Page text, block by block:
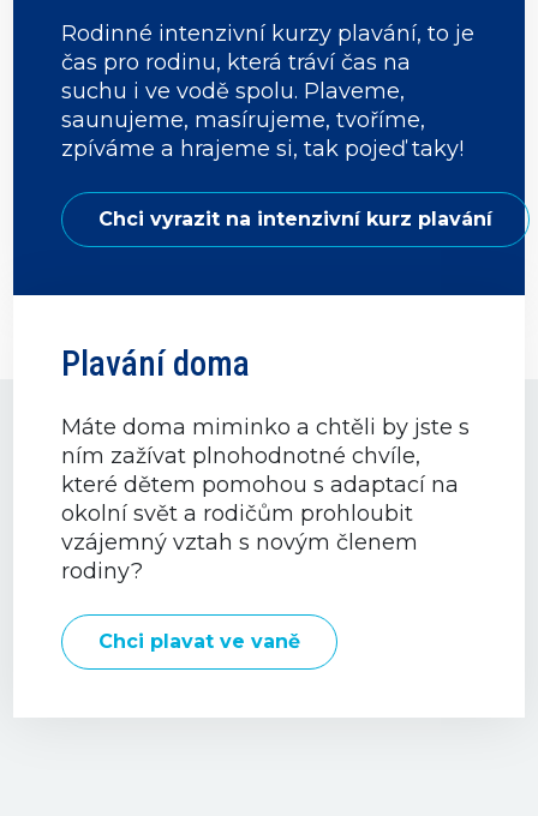
Rodinné intenzivní kurzy plavání, to je
čas pro rodinu, která tráví čas na
suchu i ve vodě spolu. Plaveme,
saunujeme, masírujeme, tvoříme,
zpíváme a hrajeme si, tak pojeď taky!
Chci vyrazit na intenzivní kurz plavání
Plavání doma
Máte doma miminko a chtěli by jste s
ním zažívat plnohodnotné chvíle,
které dětem pomohou s adaptací na
okolní svět a rodičům prohloubit
vzájemný vztah s novým členem
rodiny?
Chci plavat ve vaně